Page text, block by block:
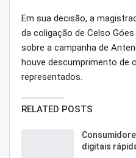
Em sua decisão, a
da coligação de Celso
sobre a campanha de
houve descumprimento de
representados.
RELATED POSTS
digitais